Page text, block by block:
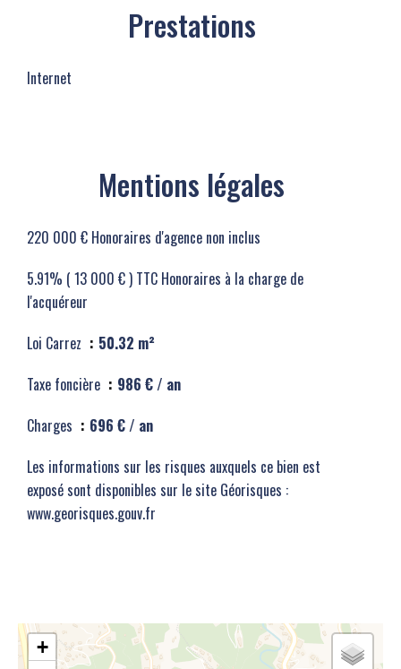
Prestations
Internet
Mentions légales
220 000 € Honoraires d'agence non inclus
5.91% ( 13 000 € ) TTC Honoraires à la charge de
l'acquéreur
Loi Carrez
50.32 m²
Taxe foncière
986 € / an
Charges
696 € / an
Les informations sur les risques auxquels ce bien est
exposé sont disponibles sur le site Géorisques :
www.georisques.gouv.fr
+